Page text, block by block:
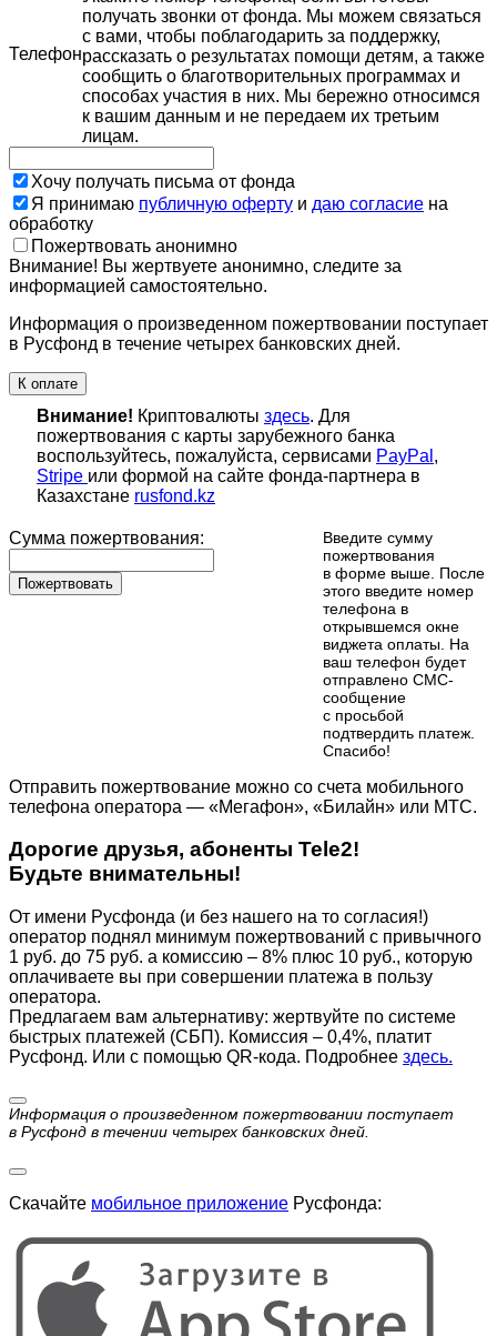
Телефон
получать звонки от фонда. Мы можем связаться
с вами, чтобы поблагодарить за поддержку,
рассказать о результатах помощи детям, а также
сообщить о благотворительных программах и
способах участия в них. Мы бережно относимся
к вашим данным и не передаем их третьим
лицам.
Хочу получать письма от фонда
Я принимаю публичную оферту и даю согласие на
обработку
Пожертвовать анонимно
Внимание! Вы жертвуете анонимно, следите за
информацией самостоятельно.
Информация о произведенном пожертвовании поступает
в Русфонд в течение четырех банковских дней.
К оплате
Внимание! Криптовалюты здесь. Для
пожертвования с карты зарубежного банка
воспользуйтесь, пожалуйста, сервисами PayPal ,
Stripe или формой на сайте фонда-партнера в
Казахстане rusfond.kz
Сумма пожертвования:
Пожертвовать
Введите сумму
пожертвования
в форме выше. После
этого введите номер
телефона в
открывшемся окне
виджета оплаты. На
ваш телефон будет
отправлено СМС-
сообщение
с просьбой
подтвердить платеж.
Cпасибо!
Отправить пожертвование можно со счета мобильного
телефона оператора — «Мегафон», «Билайн» или МТС.
Дорогие друзья, абоненты Tele2!
Будьте внимательны!
От имени Русфонда (и без нашего на то согласия!)
оператор поднял минимум пожертвований с привычного
1 руб. до 75 руб. а комиссию – 8% плюс 10 руб., которую
оплачиваете вы при совершении платежа в пользу
оператора.
Предлагаем вам альтернативу: жертвуйте по cистеме
быстрых платежей (СБП). Комиссия – 0,4%, платит
Русфонд. Или с помощью QR-кода. Подробнее здесь.
Информация о произведенном пожертвовании поступает
в Русфонд в течении четырех банковских дней.
Скачайте мобильное приложение Русфонда: